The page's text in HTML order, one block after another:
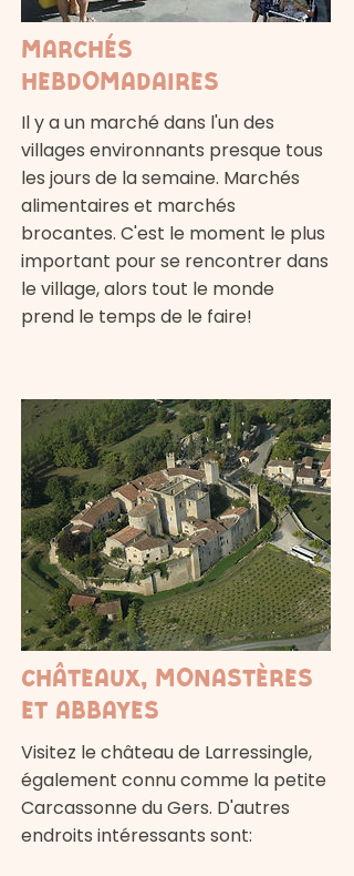
Marchés
hebdomadaires
Il y a un marché dans l'un des
villages environnants presque tous
les jours de la semaine. Marchés
alimentaires et marchés
brocantes. C'est le moment le plus
important pour se rencontrer dans
le village, alors tout le monde
prend le temps de le faire!
Châteaux, monastères
et abbayes
Visitez le château de Larressingle,
également connu comme la petite
Carcassonne du Gers. D'autres
endroits intéressants sont: